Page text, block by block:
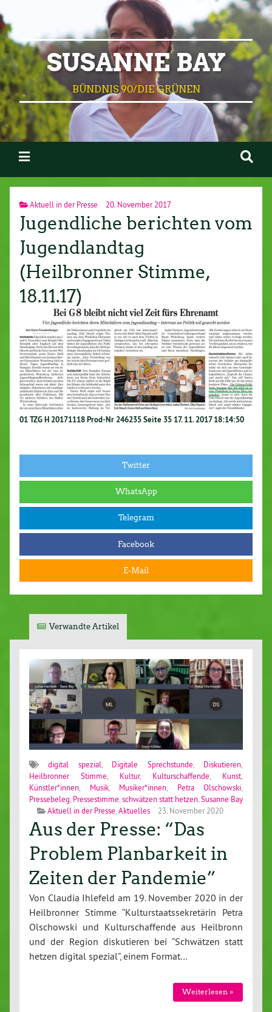
SUSANNE BAY
BÜNDNIS 90/DIE GRÜNEN
Aktuell in der Presse 20. November 2017
Jugendliche berichten vom
Jugendlandtag
(Heilbronner Stimme,
18.11.17)
01 TZG H 20171118 Prod-Nr 246235 Seite 35 17. 11. 2017 18:14:50
Twitter
WhatsApp
Telegram
Facebook
E-Mail
Verwandte Artikel
digital spezial, Digitale Sprechstunde, Diskutieren,
Heilbronner Stimme, Kultur, Kulturschaffende, Kunst,
Künstler*innen, Musik, Musiker*innen, Petra Olschowski,
Pressebeleg, Pressestimme,schwätzen statt hetzen,Susanne Bay
Aktuell in der Presse,Aktuelles 23. November 2020
Aus der Presse: “Das
Problem Planbarkeit in
Zeiten der Pandemie”
Von Claudia Ihlefeld am 19. November 2020 in der
Heilbronner Stimme “Kulturstaatssekretärin Petra
Olschowski und Kulturschaffende aus Heilbronn
und der Region diskutieren bei “Schwätzen statt
hetzen digital spezial”, einem Format…
Weiterlesen »